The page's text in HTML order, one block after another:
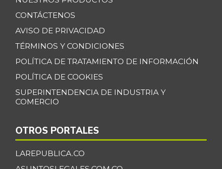
CONTÁCTENOS
AVISO DE PRIVACIDAD
TÉRMINOS Y CONDICIONES
POLÍTICA DE TRATAMIENTO DE INFORMACIÓN
POLÍTICA DE COOKIES
SUPERINTENDENCIA DE INDUSTRIA Y
COMERCIO
OTROS PORTALES
LAREPUBLICA.CO